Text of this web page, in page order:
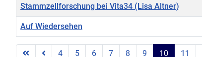
Beiträge
Stammzellforschung bei Vita34 (Lisa Altner)
Auf Wiedersehen
4 5 6 7 8 9 10 11